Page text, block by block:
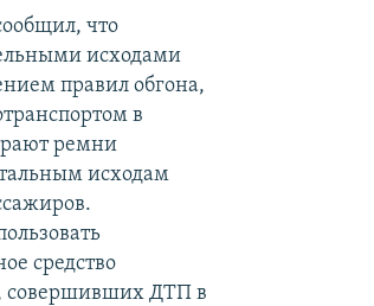
что
исходами
правил обгона,
в
ремни
исходам
средство
совершивших ДТП в